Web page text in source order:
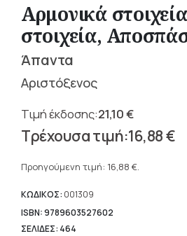
Αρμονικά
στοιχεία,
Άπαντα
Αριστόξενος
21,10€
Original
price
21,10 €.
16,88€
τρέχουσα
είναι:
16,88 €.
Προηγούμενη τιμή: 16,88 €.
ΚΩΔΙΚΟΣ: 001309
ISBN: 9789603527602
ΣΕΛΙΔΕΣ: 464